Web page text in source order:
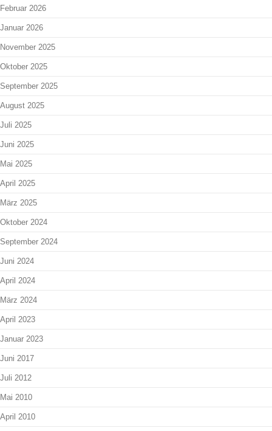
Februar 2026
Januar 2026
November 2025
Oktober 2025
September 2025
August 2025
Juli 2025
Juni 2025
Mai 2025
April 2025
März 2025
Oktober 2024
September 2024
Juni 2024
April 2024
März 2024
April 2023
Januar 2023
Juni 2017
Juli 2012
Mai 2010
April 2010